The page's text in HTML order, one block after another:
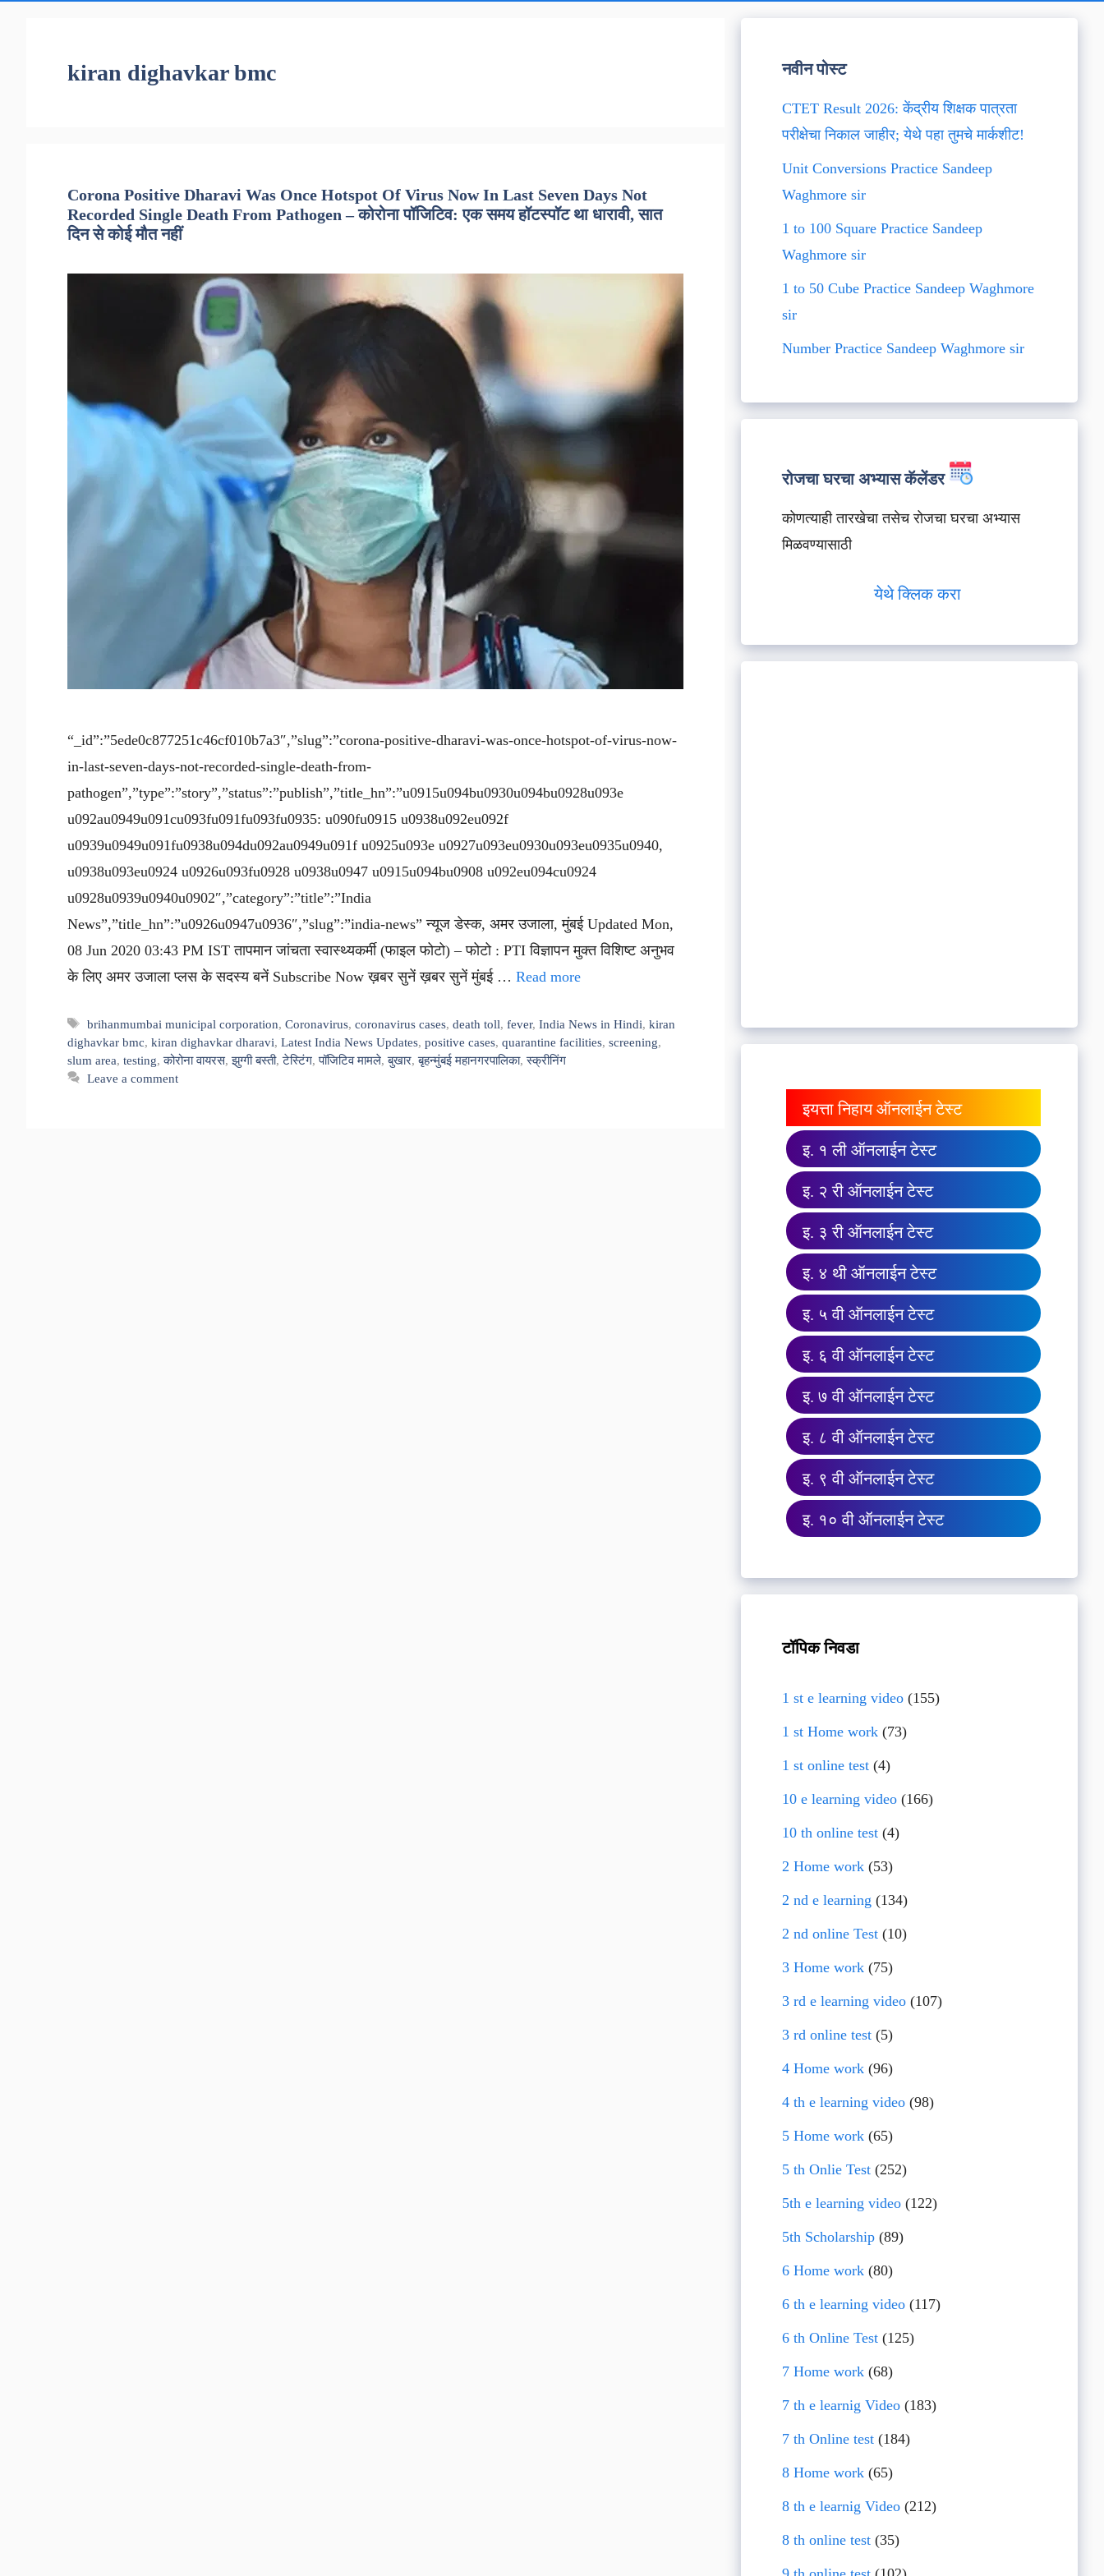
kiran dighavkar bmc
Corona Positive Dharavi Was Once Hotspot Of Virus Now In Last Seven Days Not
Recorded Single Death From Pathogen – कोरोना पॉजिटिव: एक समय हॉटस्पॉट था धारावी, सात
दिन से कोई मौत नहीं
“_id”:”5ede0c877251c46cf010b7a3″,”slug”:”corona-positive-dharavi-was-once-hotspot-of-virus-now-
in-last-seven-days-not-recorded-single-death-from-
pathogen”,”type”:”story”,”status”:”publish”,”title_hn”:”u0915u094bu0930u094bu0928u093e
u092au0949u091cu093fu091fu093fu0935: u090fu0915 u0938u092eu092f
u0939u0949u091fu0938u094du092au0949u091f u0925u093e u0927u093eu0930u093eu0935u0940,
u0938u093eu0924 u0926u093fu0928 u0938u0947 u0915u094bu0908 u092eu094cu0924
u0928u0939u0940u0902″,”category”:”title”:”India
News”,”title_hn”:”u0926u0947u0936″,”slug”:”india-news” न्यूज डेस्क, अमर उजाला, मुंबई Updated Mon,
08 Jun 2020 03:43 PM IST तापमान जांचता स्वास्थ्यकर्मी (फाइल फोटो) – फोटो : PTI विज्ञापन मुक्त विशिष्ट अनुभव
के लिए अमर उजाला प्लस के सदस्य बनें Subscribe Now ख़बर सुनें ख़बर सुनें मुंबई … Read more
Tags
brihanmumbai municipal corporation,Coronavirus,coronavirus cases,death toll,fever,India News in Hindi,kiran
dighavkar bmc, kiran dighavkar dharavi, Latest India News Updates, positive cases, quarantine facilities, screening,
slum area, testing,कोरोना वायरस,झुग्गी बस्ती,टेस्टिंग,पॉजिटिव मामले,बुखार,बृहन्मुंबई महानगरपालिका,स्क्रीनिंग
Leave a comment
नवीन पोस्ट
CTET Result 2026: केंद्रीय शिक्षक पात्रता
परीक्षेचा निकाल जाहीर; येथे पहा तुमचे मार्कशीट!
Unit Conversions Practice Sandeep
Waghmore sir
1 to 100 Square Practice Sandeep
Waghmore sir
1 to 50 Cube Practice Sandeep Waghmore
sir
Number Practice Sandeep Waghmore sir
रोजचा घरचा अभ्यास कॅलेंडर
कोणत्याही तारखेचा तसेच रोजचा घरचा अभ्यास
मिळवण्यासाठी
येथे क्लिक करा
इयत्ता निहाय ऑनलाईन टेस्ट
इ. १ ली ऑनलाईन टेस्ट
इ. २ री ऑनलाईन टेस्ट
इ. ३ री ऑनलाईन टेस्ट
इ. ४ थी ऑनलाईन टेस्ट
इ. ५ वी ऑनलाईन टेस्ट
इ. ६ वी ऑनलाईन टेस्ट
इ. ७ वी ऑनलाईन टेस्ट
इ. ८ वी ऑनलाईन टेस्ट
इ. ९ वी ऑनलाईन टेस्ट
इ. १० वी ऑनलाईन टेस्ट
टॉपिक निवडा
1 st e learning video(155)
1 st Home work(73)
1 st online test(4)
10 e learning video(166)
10 th online test(4)
2 Home work(53)
2 nd e learning (134)
2 nd online Test(10)
3 Home work(75)
3 rd e learning video(107)
3 rd online test(5)
4 Home work(96)
4 th e learning video(98)
5 Home work(65)
5 th Onlie Test(252)
5th e learning video(122)
5th Scholarship(89)
6 Home work(80)
6 th e learning video(117)
6 th Online Test(125)
7 Home work(68)
7 th e learnig Video(183)
7 th Online test(184)
8 Home work(65)
8 th e learnig Video(212)
8 th online test(35)